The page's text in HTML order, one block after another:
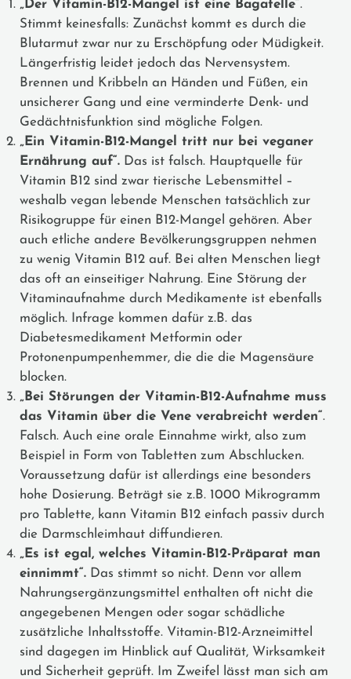
„Der Vitamin-B12-Mangel ist eine Bagatelle“.
Stimmt keinesfalls: Zunächst kommt es durch die
Blutarmut zwar nur zu Erschöpfung oder Müdigkeit.
Längerfristig leidet jedoch das Nervensystem.
Brennen und Kribbeln an Händen und Füßen, ein
unsicherer Gang und eine verminderte Denk- und
Gedächtnisfunktion sind mögliche Folgen.
„Ein Vitamin-B12-Mangel tritt nur bei veganer
Ernährung auf“. Das ist falsch. Hauptquelle für
Vitamin B12 sind zwar tierische Lebensmittel –
weshalb vegan lebende Menschen tatsächlich zur
Risikogruppe für einen B12-Mangel gehören. Aber
auch etliche andere Bevölkerungsgruppen nehmen
zu wenig Vitamin B12 auf. Bei alten Menschen liegt
das oft an einseitiger Nahrung. Eine Störung der
Vitaminaufnahme durch Medikamente ist ebenfalls
möglich. Infrage kommen dafür z.B. das
Diabetesmedikament Metformin oder
Protonenpumpenhemmer, die die die Magensäure
blocken.
„Bei Störungen der Vitamin-B12-Aufnahme muss
das Vitamin über die Vene verabreicht werden“.
Falsch. Auch eine orale Einnahme wirkt, also zum
Beispiel in Form von Tabletten zum Abschlucken.
Voraussetzung dafür ist allerdings eine besonders
hohe Dosierung. Beträgt sie z.B. 1000 Mikrogramm
pro Tablette, kann Vitamin B12 einfach passiv durch
die Darmschleimhaut diffundieren.
„Es ist egal, welches Vitamin-B12-Präparat man
einnimmt“. Das stimmt so nicht. Denn vor allem
Nahrungsergänzungsmittel enthalten oft nicht die
angegebenen Mengen oder sogar schädliche
zusätzliche Inhaltsstoffe. Vitamin-B12-Arzneimittel
sind dagegen im Hinblick auf Qualität, Wirksamkeit
und Sicherheit geprüft. Im Zweifel lässt man sich am